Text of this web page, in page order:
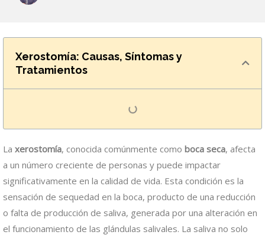
Xerostomía: Causas, Síntomas y
Tratamientos
La xerostomía, conocida comúnmente como boca seca, afecta
a un número creciente de personas y puede impactar
significativamente en la calidad de vida. Esta condición es la
sensación de sequedad en la boca, producto de una reducción
o falta de producción de saliva, generada por una alteración en
el funcionamiento de las glándulas salivales. La saliva no solo